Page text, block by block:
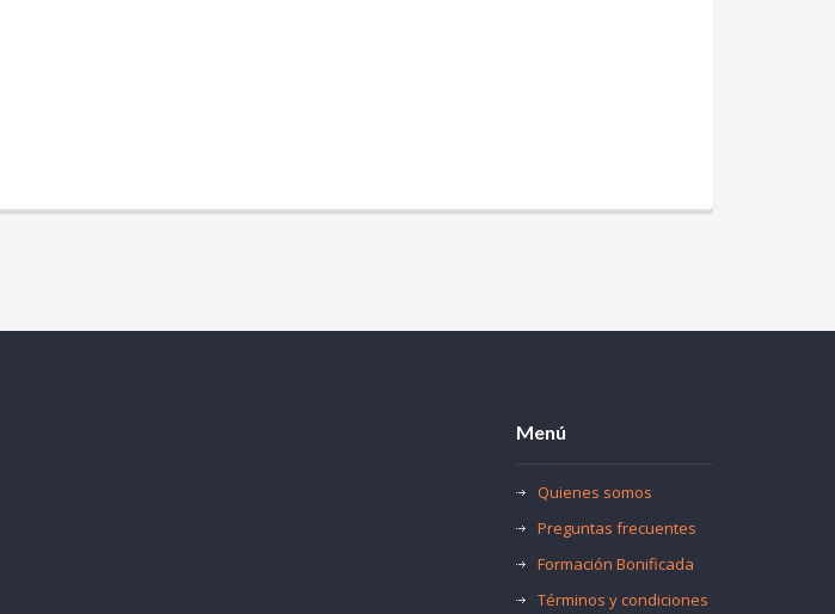
Menú
Quienes somos
Preguntas frecuentes
Formación Bonificada
Términos y condiciones